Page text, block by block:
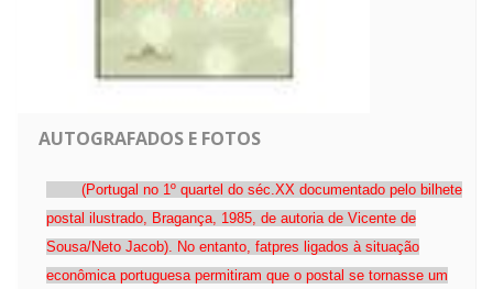
AUTOGRAFADOS E FOTOS
(Portugal no 1º quartel do séc.XX documentado pelo bilhete
postal ilustrado, Bragança, 1985, de autoria de Vicente de
Sousa/Neto Jacob). No entanto, fatpres ligados à situação
econômica portuguesa permitiram que o postal se tornasse um